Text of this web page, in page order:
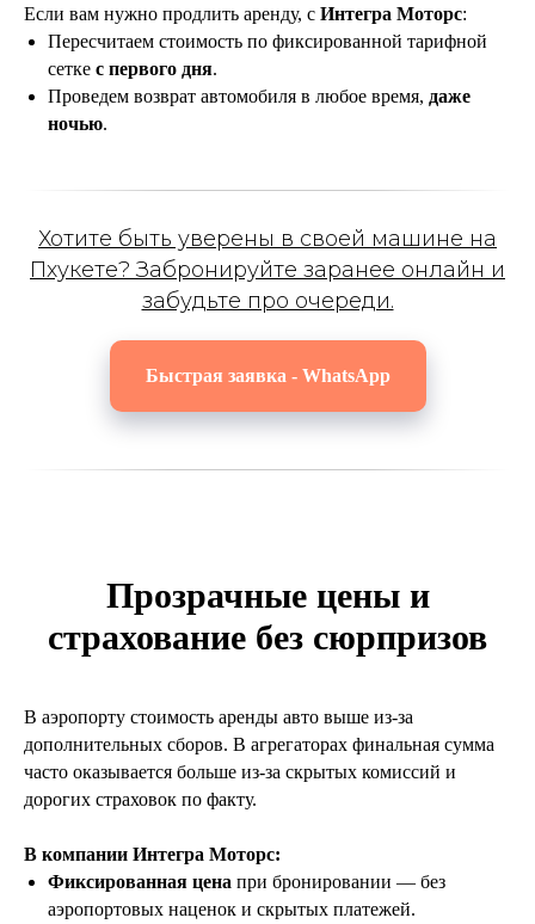
Если вам нужно продлить аренду, с Интегра Моторс:
Пересчитаем стоимость по фиксированной тарифной
сетке с первого дня.
Проведем возврат автомобиля в любое время, даже
ночью.
Хотите быть уверены в своей машине на
Пхукете? Забронируйте заранее онлайн и
забудьте про очереди.
Быстрая заявка - WhatsApp
Прозрачные цены и
страхование без сюрпризов
В аэропорту стоимость аренды авто выше из-за
дополнительных сборов. В агрегаторах финальная сумма
часто оказывается больше из-за скрытых комиссий и
дорогих страховок по факту.
В компании Интегра Моторс:
Фиксированная цена при бронировании — без
аэропортовых наценок и скрытых платежей.